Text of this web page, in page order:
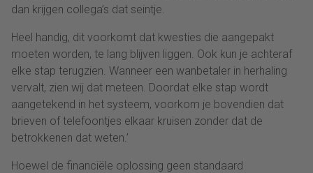
dan krijgen collega’s dat seintje.
Heel handig, dit voorkomt dat kwesties die aangepakt
moeten worden, te lang blijven liggen. Ook kun je achteraf
elke stap terugzien. Wanneer een wanbetaler in herhaling
vervalt, zien wij dat meteen. Doordat elke stap wordt
aangetekend in het systeem, voorkom je bovendien dat
brieven of telefoontjes elkaar kruisen zonder dat de
betrokkenen dat weten.’
Hoewel de financiële oplossing geen standaard